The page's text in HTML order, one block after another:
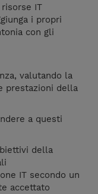
IT
i propri
con gli
valutando la
prestazioni della
a questi
della
IT secondo un
accettato